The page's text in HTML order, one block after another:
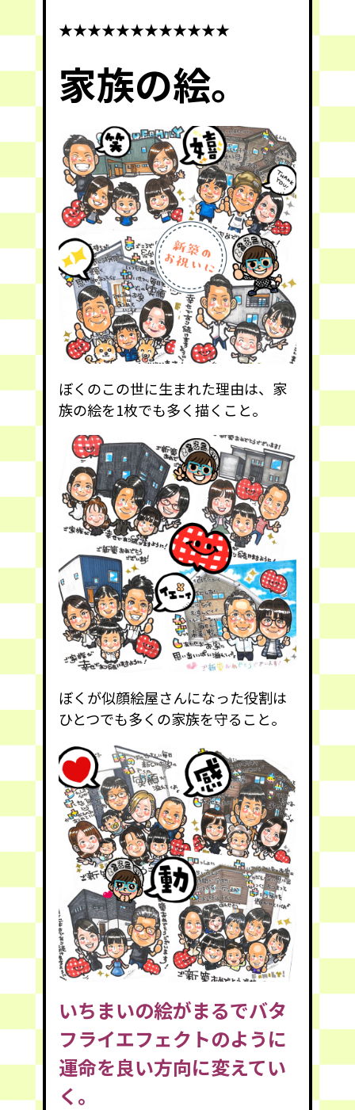
★★★★★★★★★★★★
家族の絵。
ぼくのこの世に生まれた理由は、家
族の絵を1枚でも多く描くこと。
ぼくが似顔絵屋さんになった役割は
ひとつでも多くの家族を守ること。
いちまいの絵がまるでバタ
フライエフェクトのように
運命を良い方向に変えてい
く。